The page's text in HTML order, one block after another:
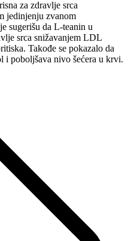
za zdravlje srca
jedinjenju zvanom
sugerišu da L-teanin u
srca snižavanjem LDL
Takođe se pokazalo da
i poboljšava nivo šećera u krvi.